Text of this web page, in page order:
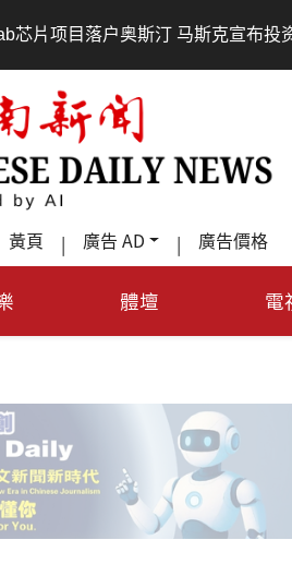
落户奥斯汀 马斯克宣布投资200亿美
黃頁 | 廣告 AD | 廣告價格
體壇 電